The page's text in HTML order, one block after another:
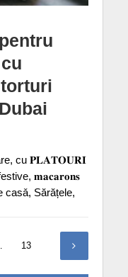
cu 𝐏𝐋𝐀𝐓𝐎𝐔𝐑𝐈
𝐦𝐚𝐜𝐚𝐫𝐨𝐧𝐬
casǎ, Sărățele,
13